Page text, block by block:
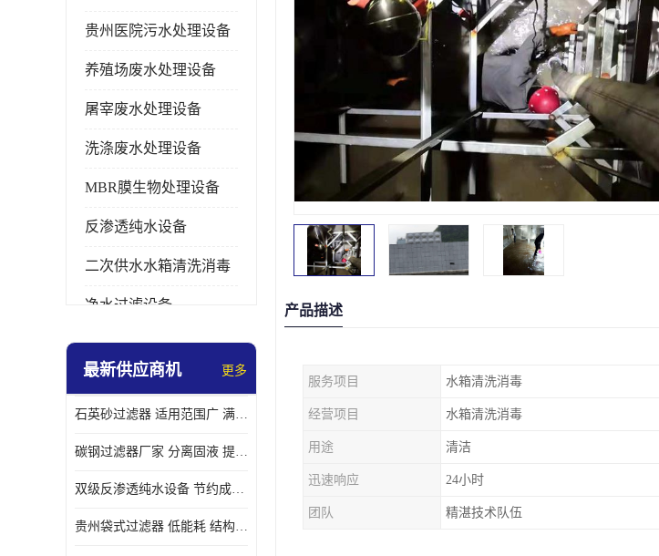
贵州医院污水处理设备
养殖场废水处理设备
屠宰废水处理设备
洗涤废水处理设备
MBR膜生物处理设备
反渗透纯水设备
二次供水水箱清洗消毒
净水过滤设备
软水设备
最新供应商机 更多
石英砂过滤器 适用范围广 满足不同的需求
碳钢过滤器厂家 分离固液 提高过滤效率
双级反渗透纯水设备 节约成本 提供高纯度水
贵州袋式过滤器 低能耗 结构简单
产品描述
服务项目 水箱清洗消毒
经营项目 水箱清洗消毒
用途 清洁
迅速响应 24小时
团队 精湛技术队伍